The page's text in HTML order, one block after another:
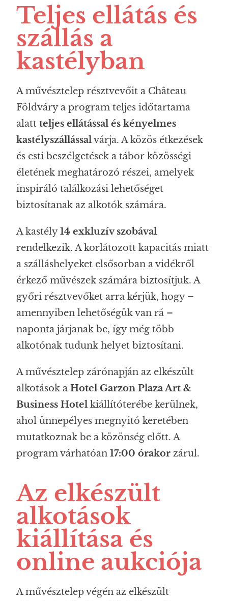
Teljes ellátás és
szállás a
kastélyban
A művésztelep résztvevőit a Château
Földváry a program teljes időtartama
alattteljes ellátással és kényelmes
kastélyszállássalvárja. A közös étkezések
és esti beszélgetések a tábor közösségi
életének meghatározó részei, amelyek
inspiráló találkozási lehetőséget
biztosítanak az alkotók számára.
A kastély14 exkluzív szobával
rendelkezik. A korlátozott kapacitás miatt
a szálláshelyeket elsősorban a vidékről
érkező művészek számára biztosítjuk. A
győri résztvevőket arra kérjük, hogy –
amennyiben lehetőségük van rá –
naponta járjanak be, így még több
alkotónak tudunk helyet biztosítani.
A művésztelep zárónapján az elkészült
alkotások aHotel Garzon Plaza Art &
Business Hotel kiállítóterébe kerülnek,
ahol ünnepélyes megnyitó keretében
mutatkoznak be a közönség előtt. A
program várhatóan17:00 órakor zárul.
Az elkészült
alkotások
kiállítása és
online aukciója
A művésztelep végén az elkészült